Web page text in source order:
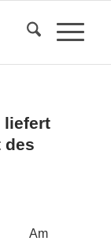
liefert
des
Am